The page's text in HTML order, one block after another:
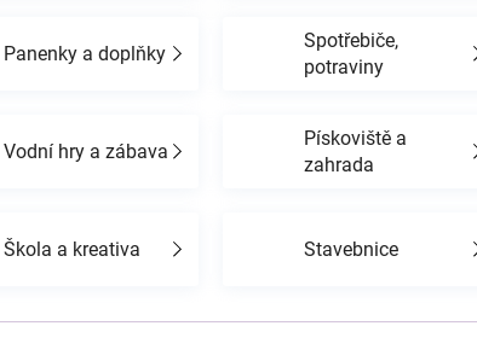
Panenky a doplňky
Spotřebiče,
potraviny
Vodní hry a zábava
Pískoviště a
zahrada
Škola a kreativa Stavebnice